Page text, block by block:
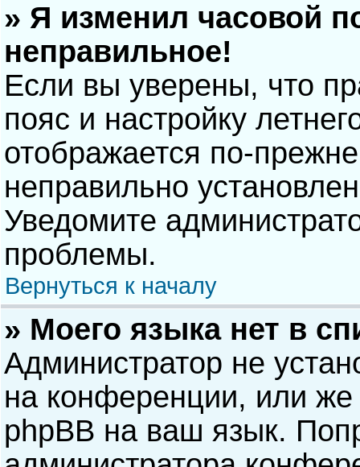
» Я изменил часовой
неправильное!
Если вы уверены, что
пояс и настройку
отображается по-
неправильно
Уведомите
проблемы.
Вернуться к началу
» Моего языка нет в
Администратор не
на конференции, или же
phpBB на ваш язык.